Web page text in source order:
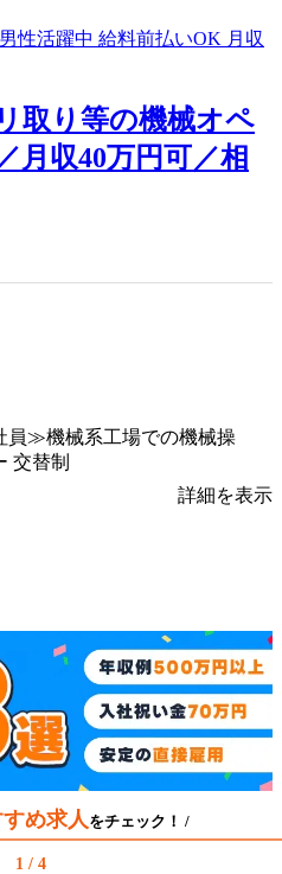
取り等の機械オペ
月収40万円可／相
員≫機械系工場での機械操
交替制
詳細を表示
め求人をチェック！ /
1 / 4